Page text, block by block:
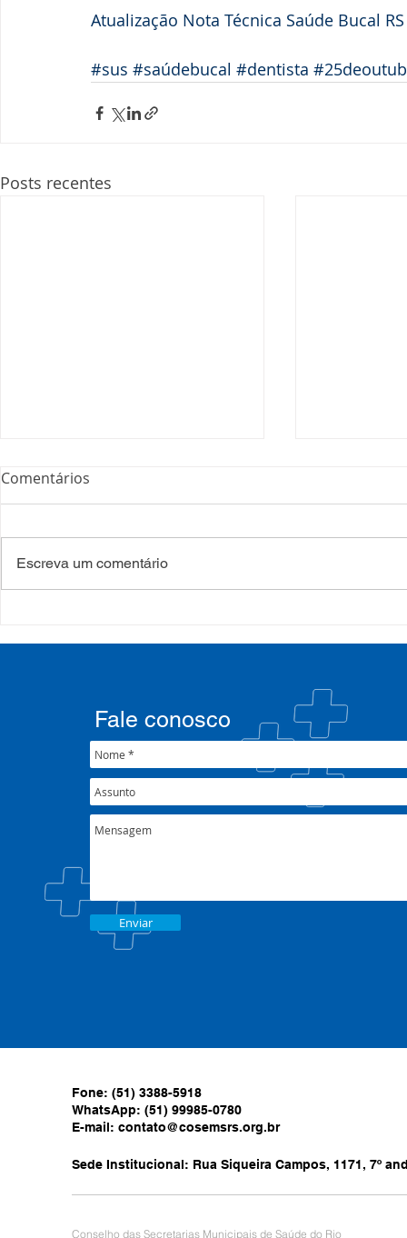
Atualização Nota Técnica Saúde Bucal
#sus #saúdebucal #dentista
Posts recentes
formação sobre saúde
crise climática
SETEC,
CIB/RS
Comentários
Escreva um comentário
Enviar
Fale conosco
Fone: (51) 3388-5918
WhatsApp: (51) 99985-0780
E-mail: contato@cosemsrs.org.br
Sede Institucional: Rua Siqueira Campos, 1171, 7º
Conselho das Secretarias Municipais de Saúde do Rio